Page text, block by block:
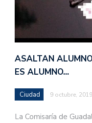
ASALTAN
ES ALUMNO…
Ciudad 9 octubre, 2019
La Comisaría de